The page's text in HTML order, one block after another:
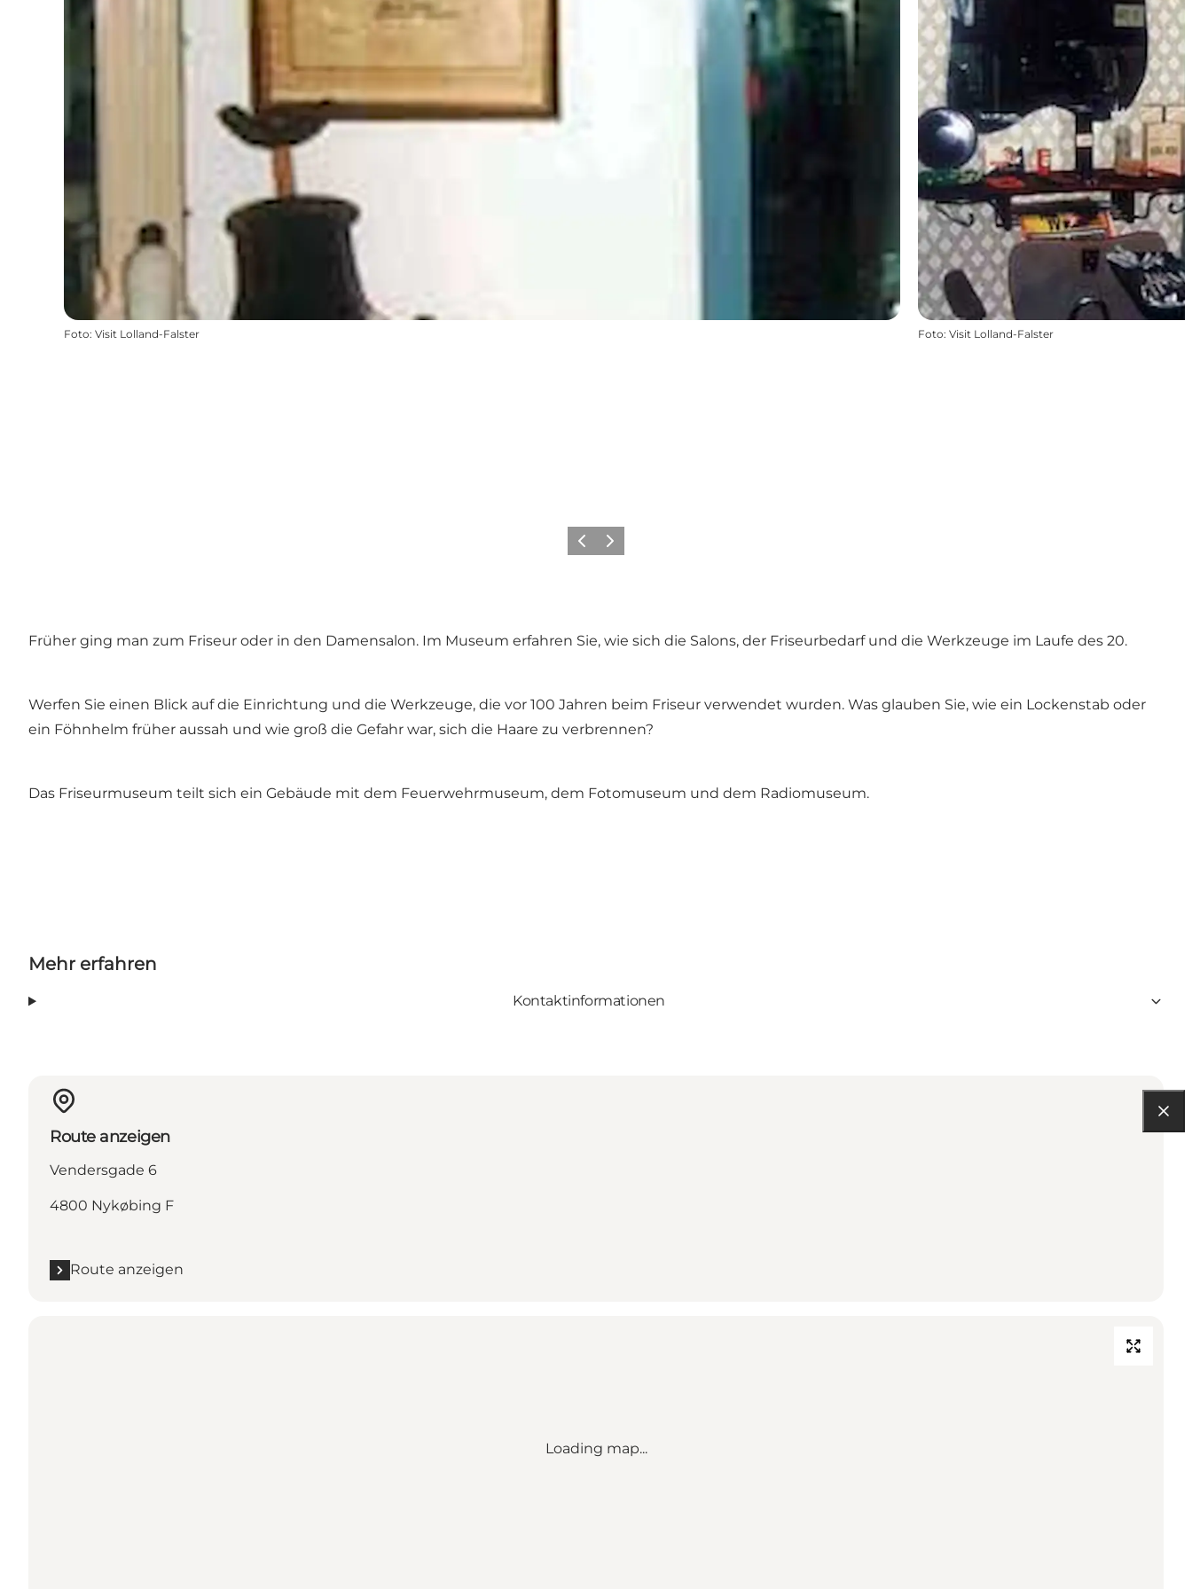
Foto: Visit Lolland-Falster Foto: Visit Lolland-Falster
ZurückWeiter
Früher ging man zum Friseur oder in den Damensalon. Im Museum erfahren Sie, wie sich die Salons, der Friseurbedarf und die Werkzeuge im Laufe des 20.
Werfen Sie einen Blick auf die Einrichtung und die Werkzeuge, die vor 100 Jahren beim Friseur verwendet wurden. Was glauben Sie, wie ein Lockenstab oder
ein Föhnhelm früher aussah und wie groß die Gefahr war, sich die Haare zu verbrennen?
Das Friseurmuseum teilt sich ein Gebäude mit dem Feuerwehrmuseum, dem Fotomuseum und dem Radiomuseum.
Mehr erfahren
Kontaktinformationen
Route anzeigen
Vendersgade 6
4800 Nykøbing F
Route anzeigen
Loading map...